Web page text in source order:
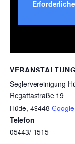
Seglervereinigung
Regattastraße 19
Hüde, 49448
Telefon
05443/ 1515